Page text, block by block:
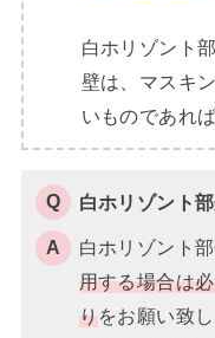
白ホリゾント
壁は、マスキ
いものであれ
白ホリゾント
白ホリゾント
用する場合は
りをお願い致し